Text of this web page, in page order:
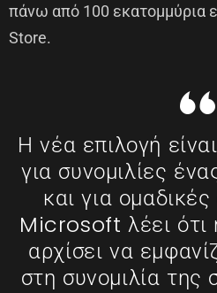
πάνω από 100 εκατομμύρια
Store.
Η νέα επιλογή
για συνομιλίες
και για
Microsoft λέει
αρχίσει να
στη συνομιλία της